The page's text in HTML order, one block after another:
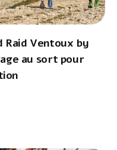
Raid Ventoux by
au sort pour